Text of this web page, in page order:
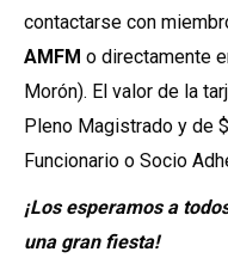
contactarse con
AMFM o directamente
Morón). El valor de la
Pleno Magistrado y de
Funcionario o Socio
¡Los esperamos a
una gran fiesta!